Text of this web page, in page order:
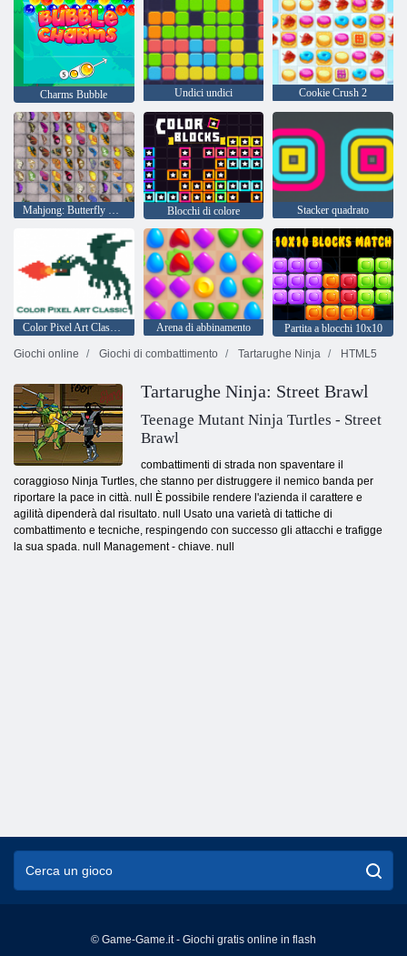
Charms Bubble Undici undici Cookie Crush 2
Mahjong: Butterfly Kyodai HD Blocchi di colore Stacker quadrato
Color Pixel Art Classic - Pixel Paint by Numbers Arena di abbinamento
Partita a blocchi 10x10
Giochi online
Giochi di combattimento Tartarughe Ninja HTML5
Tartarughe Ninja: Street Brawl
Teenage Mutant Ninja Turtles - Street
Brawl
combattimenti di strada non spaventare il
coraggioso Ninja Turtles, che stanno per distruggere il nemico banda per
riportare la pace in città. null È possibile rendere l'azienda il carattere e
agilità dipenderà dal risultato. null Usato una varietà di tattiche di
combattimento e tecniche, respingendo con successo gli attacchi e trafigge
la sua spada. null Management - chiave. null
© Game-Game.it - Giochi gratis online in flash